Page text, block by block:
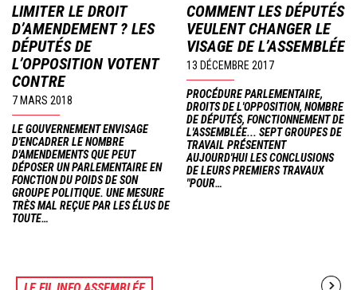
LIMITER LE DROIT
D’AMENDEMENT ? LES
DÉPUTÉS DE
L’OPPOSITION VOTENT
CONTRE
7 MARS 2018
LE GOUVERNEMENT ENVISAGE
D'ENCADRER LE NOMBRE
D'AMENDEMENTS QUE PEUT
DÉPOSER UN PARLEMENTAIRE EN
FONCTION DU POIDS DE SON
GROUPE POLITIQUE. UNE MESURE
TRÈS MAL REÇUE PAR LES ÉLUS DE
TOUTE…
COMMENT LES DÉPUTÉS
VEULENT CHANGER LE
VISAGE DE L’ASSEMBLÉE
13 DÉCEMBRE 2017
PROCÉDURE PARLEMENTAIRE,
DROITS DE L'OPPOSITION, NOMBRE
DE DÉPUTÉS, FONCTIONNEMENT DE
L'ASSEMBLÉE... SEPT GROUPES DE
TRAVAIL PRÉSENTENT
AUJOURD'HUI LES CONCLUSIONS
DE LEURS PREMIERS TRAVAUX
"POUR…